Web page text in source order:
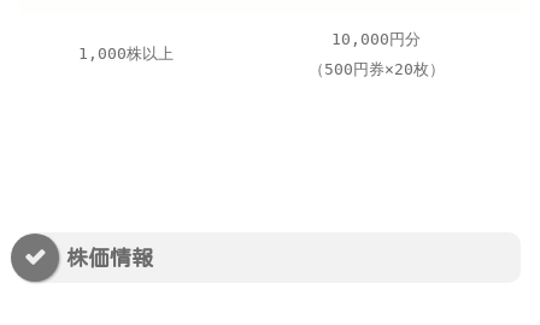
1,000株以上
10,000円分
（500円券×20枚）
株価情報